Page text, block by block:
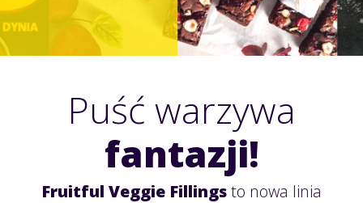
Puść warzywa
fantazji!
Fruitful Veggie Fillingsto nowa linia